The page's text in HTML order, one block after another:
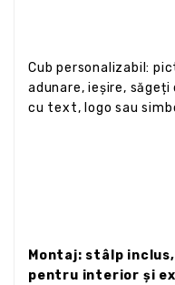
Cub personalizabil:
adunare, ieșire,
cu text, logo sau
Montaj: stâlp
pentru interior și